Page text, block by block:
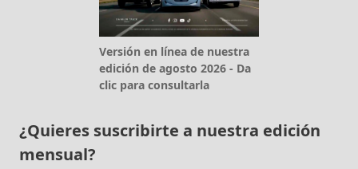
Versión en línea de nuestra
edición de agosto 2026 - Da
clic para consultarla
¿Quieres suscribirte a nuestra edición
mensual?